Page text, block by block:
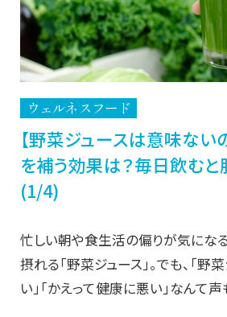
ウェルネスフード
【野菜ジュースは意味ない
を補う効果は？毎日飲むと
(1/4)
忙しい朝や食生活の偏りが気にな
摂れる「野菜ジュース」。でも、「野
い」「かえって健康に悪い」なんて